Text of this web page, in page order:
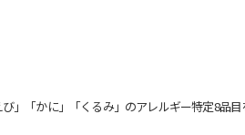
」「かに」「くるみ」のアレルギー特定8品目